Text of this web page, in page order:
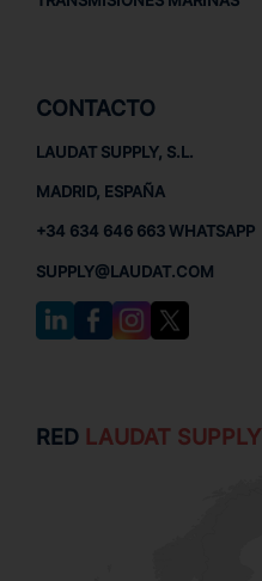
CONTACTO
LAUDAT SUPPLY, S.L.
MADRID, ESPAÑA
+34 634 646 663 WHATSAPP
SUPPLY@LAUDAT.COM
RED LAUDAT SUPPLY